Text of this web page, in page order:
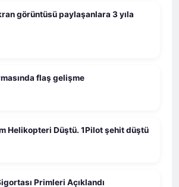
görüntüsü paylaşanlara 3 yıla
flaş gelişme
Ankara'da Eğitim Helikopteri Düştü. 1Pilot şehit düştü
Primleri Açıklandı